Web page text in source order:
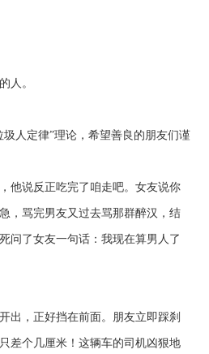
人。
人定律”理论，希望善良的朋友们谨
说反正吃完了咱走吧。女友说你
，骂完男友又过去骂那群醉汉，结
问了女友一句话：我现在算男人了
出，正好挡在前面。朋友立即踩刹
差个几厘米！这辆车的司机凶狠地